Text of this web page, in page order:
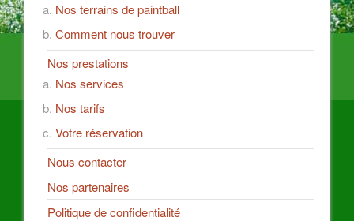
Nos terrains de paintball
Comment nous trouver
Nos prestations
Nos services
Nos tarifs
Votre réservation
Nous contacter
Nos partenaires
Politique de confidentialité